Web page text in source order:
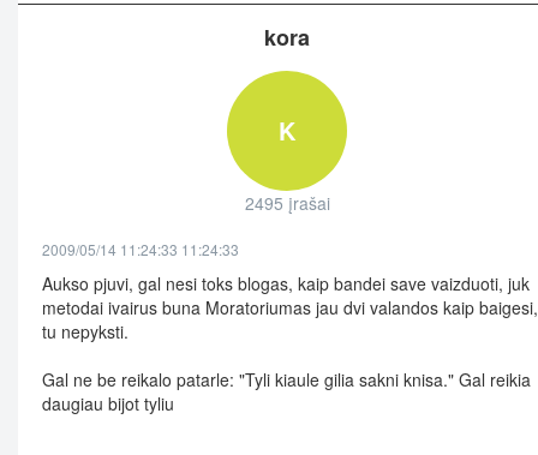
kora
K
2495 įrašai
2009/05/14 11:24:33 11:24:33
Aukso pjuvi, gal nesi toks blogas, kaip bandei save vaizduoti, juk
metodai ivairus buna Moratoriumas jau dvi valandos kaip
tu nepyksti.
Gal ne be reikalo patarle: "Tyli kiaule gilia sakni knisa." Gal reikia
daugiau bijot tyliu